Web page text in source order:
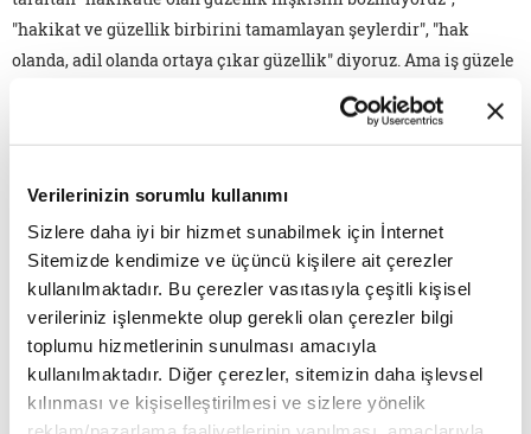
Verilerinizin sorumlu kullanımı
Sizlere daha iyi bir hizmet sunabilmek için İnternet
Sitemizde kendimize ve üçüncü kişilere ait çerezler
kullanılmaktadır. Bu çerezler vasıtasıyla çeşitli kişisel
verileriniz işlenmekte olup gerekli olan çerezler bilgi
toplumu hizmetlerinin sunulması amacıyla
kullanılmaktadır. Diğer çerezler, sitemizin daha işlevsel
kılınması ve kişiselleştirilmesi ve sizlere yönelik
"hakikat ve güzellik birbirini tamamlayan şeylerdir", "hak
olanda, adil olanda ortaya çıkar güzellik" diyoruz. Ama iş güzele
yönelik üretim sürecine geldiğinde, yani güzelin bir sanat
yapıtına dönüştürülmesinde iş hak ve adil olandan uzaklaşıp
tekrar eden, biçimin, renklerin, çizgilerin ve güzele ilişkin
ölçütlerin neredeyse hepsinin donuklaştığı, kısırlaştığı maddi
topluma dokunan yapılar - mesela mimari yapı- güzelle
kurduğumuz bağdan ziyade 24 saati değerlendirebileceğimiz
pragmatik yapılara dönüştü ve içinde adalet yok. Bir sanat
yapıtı ya da güzelle kurduğumuz bağ bir şekilde endüstri
formuna dönüştürülüyor. Bir heykelin ya da bir tablonun
oluşturduğu duygu durumu, vecd hâli bir şekilde fayda ve